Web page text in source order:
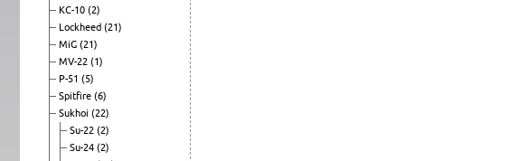
KC-10 (2)
Lockheed (21)
MiG (21)
MV-22 (1)
P-51 (5)
Spitfire (6)
Sukhoi (22)
Su-22 (2)
Su-24 (2)